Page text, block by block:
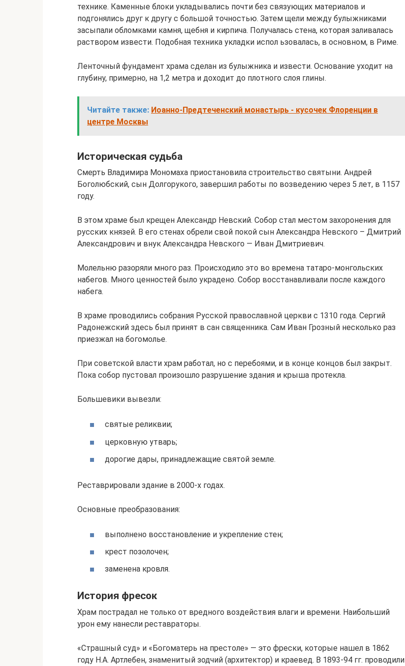
технике. Каменные блоки укладывались почти без связующих материалов и
подгонялись друг к другу с большой точностью. Затем щели между булыжниками
засыпали обломками камня, щебня и кирпича. Получалась стена, которая заливалась
раствором извести. Подобная техника укладки испол ьзовалась, в основном, в Риме.
Ленточный фундамент храма сделан из булыжника и извести. Основание уходит на
глубину, примерно, на 1,2 метра и доходит до плотного слоя глины.
Читайте также: Иоанно-Предтеченский монастырь - кусочек Флоренции в
центре Москвы
Историческая судьба
Смерть Владимира Мономаха приостановила строительство святыни. Андрей
Боголюбский, сын Долгорукого, завершил работы по возведению через 5 лет, в 1157
году.
В этом храме был крещен Александр Невский. Собор стал местом захоронения для
русских князей. В его стенах обрели свой покой сын Александра Невского – Дмитрий
Александрович и внук Александра Невского — Иван Дмитриевич.
Молельню разоряли много раз. Происходило это во времена татаро-монгольских
набегов. Много ценностей было украдено. Собор восстанавливали после каждого
набега.
В храме проводились собрания Русской православной церкви с 1310 года. Сергий
Радонежский здесь был принят в сан священника. Сам Иван Грозный несколько раз
приезжал на богомолье.
При советской власти храм работал, но с перебоями, и в конце концов был закрыт.
Пока собор пустовал произошло разрушение здания и крыша протекла.
Большевики вывезли:
святые реликвии;
церковную утварь;
дорогие дары, принадлежащие святой земле.
Реставрировали здание в 2000-х годах.
Основные преобразования:
выполнено восстановление и укрепление стен;
крест позолочен;
заменена кровля.
История фресок
Храм пострадал не только от вредного воздействия влаги и времени. Наибольший
урон ему нанесли реставраторы.
«Страшный суд» и «Богоматерь на престоле» — это фрески, которые нашел в 1862
году Н.А. Артлебен, знаменитый зодчий (архитектор) и краевед. В 1893-94 гг. проводили